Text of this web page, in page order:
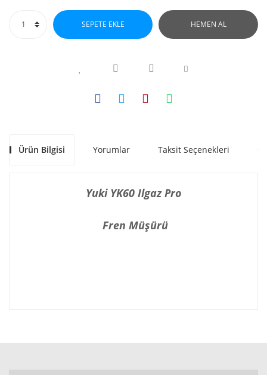
SEPETE EKLE HEMEN AL
Ürün Bilgisi Yorumlar Taksit Seçenekleri
Yuki YK60 Ilgaz Pro
Fren Müşürü